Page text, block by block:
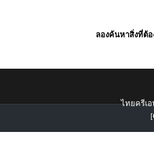
ลองค้นหาสิ่งที่ต้อ
ไทยครีเอ
[